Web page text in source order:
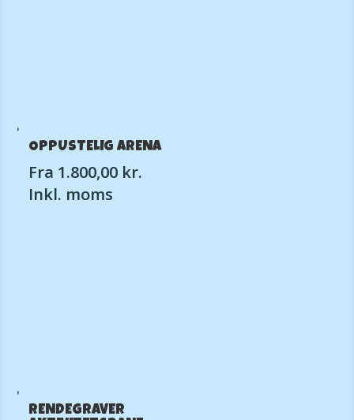
OPPUSTELIG ARENA
Fra 1.800,00 kr.
Inkl. moms
RENDEGRAVER